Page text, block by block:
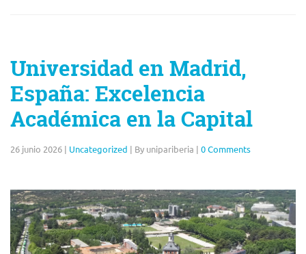
Universidad en Madrid,
España: Excelencia
Académica en la Capital
26 junio 2026 | Uncategorized | By unipariberia | 0 Comments